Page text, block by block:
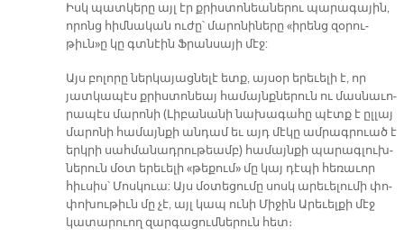
Իսկ պատ­կե­րը այլ էր քրիս­տո­նեա­նե­րու պա­րա­գա­յին,
ո­րոնց հիմ­նա­կան ու­ժը՝ մա­րո­նի­նե­րը «ի­րենց զօ­րու­
թիւն»ը կը գտնէին Ֆրան­սա­յի մէջ:
Այս բո­լո­րը ներ­կա­յաց­նե­լէ ետք, այ­սօր ե­րե­ւե­լի է, որ
յատ­կա­պէս քրիս­տո­նեայ հա­մայնք­նե­րուն ու մաս­նա­ւո­
րա­պէս մա­րո­նի (Լի­բա­նա­նի նա­խա­գա­հը պէտք է ըլ­լայ
մա­րո­նի հա­մայն­քի ան­դամ եւ այդ մէ­կը ամ­րագ­րուած է
երկ­րի սահ­մա­նադ­րու­թեամբ) հա­մայն­քի պա­րագ­լուխ­
նե­րուն մօտ ե­րե­ւե­լի «թե­քում» մը կայ դէ­պի հե­ռա­ւոր
հիւ­սիս՝ Մոս­կուա: Այս մօ­տե­ցու­մը սոսկ ա­րե­ւե­լու­մի փո­
փո­խու­թիւն մը չէ, այլ կապ ու­նի Մի­ջին Ա­րե­ւել­քի մէջ
կա­տա­րուող զար­գա­ցում­նե­րուն հետ։